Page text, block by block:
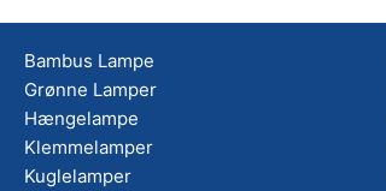
Bambus Lampe
Grønne Lamper
Hængelampe
Klemmelamper
Kuglelamper